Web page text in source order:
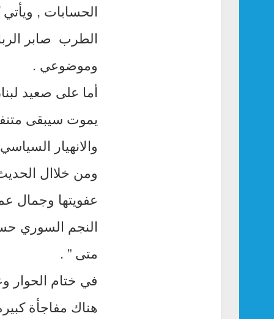
الحسابات , ويأتي
الطرب صابر
وموضوعي .
أما على صعيد
يموت سيبقى
والانهيار
ومن خلاال
عفويتها وجمال
النجم السوري
متى ” .
في ختام الحوار
هناك مفاجأة